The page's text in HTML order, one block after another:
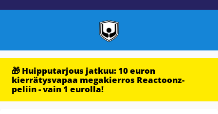
🎁 Huipputarjous jatkuu: 10 euron
kierrätysvapaa megakierros Reactoonz-
peliin - vain 1 eurolla!